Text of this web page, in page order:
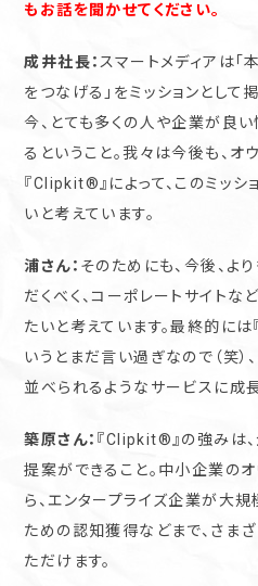
もお話を聞かせてください。
成井社長：スマートメディアは「
をつなげる」をミッションとして
今、とても多くの人や企業が良
るということ。我々は今後も、オ
『Clipkit®︎』によって、このミッ
いと考えています。
浦さん： そのためにも、今後、よ
だくべく、コーポレートサイト
たいと考えています。最終的に
いうとまだ言い過ぎなので（笑）
並べられるようなサービスに成
築原さん： 『Clipkit®︎』の強みは
提案ができること。中小企業の
ら、エンタープライズ企業が大
ための認知獲得などまで、さま
ただけます。